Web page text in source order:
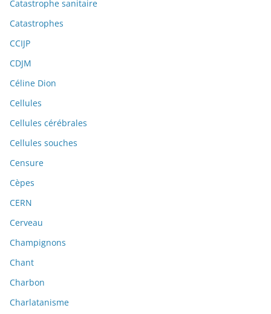
Catastrophe sanitaire
Catastrophes
CCIJP
CDJM
Céline Dion
Cellules
Cellules cérébrales
Cellules souches
Censure
Cèpes
CERN
Cerveau
Champignons
Chant
Charbon
Charlatanisme